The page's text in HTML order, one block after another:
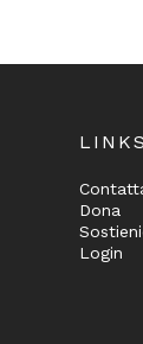
LINKS
Dona
Login